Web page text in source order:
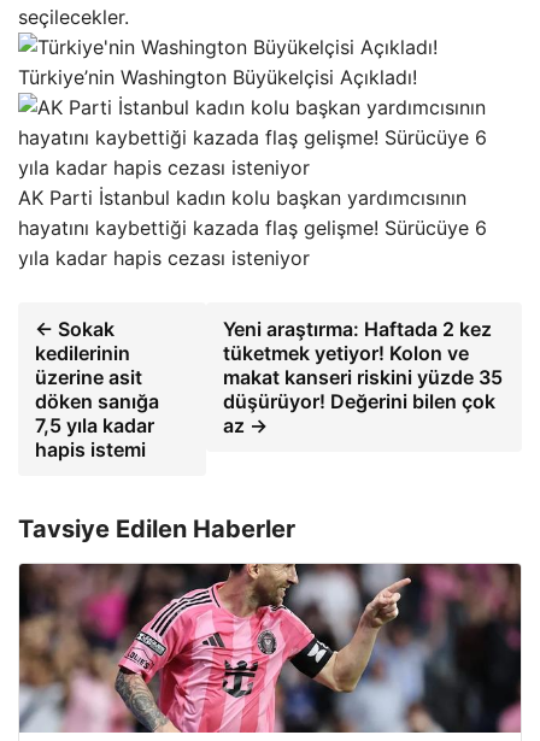
seçilecekler.
Türkiye’nin Washington Büyükelçisi Açıkladı!
AK Parti İstanbul kadın kolu başkan yardımcısının
hayatını kaybettiği kazada flaş gelişme! Sürücüye 6
yıla kadar hapis cezası isteniyor
← Sokak
kedilerinin
üzerine asit
döken sanığa
7,5 yıla kadar
hapis istemi
Yeni araştırma: Haftada 2 kez
tüketmek yetiyor! Kolon ve
makat kanseri riskini yüzde 35
düşürüyor! Değerini bilen çok
az →
Tavsiye Edilen Haberler